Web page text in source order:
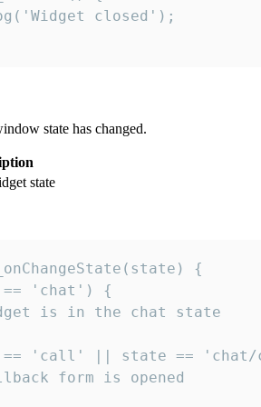
closed');
state has changed.
state
{
'chat') {
is in the chat state
'call' || state == 'chat/
form is opened